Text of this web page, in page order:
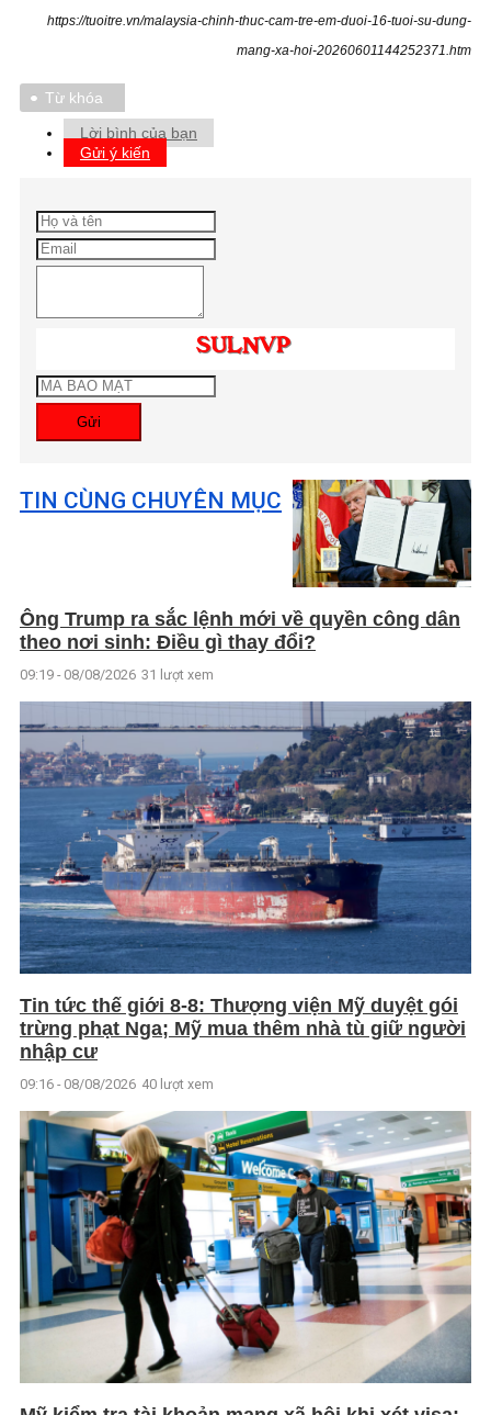
https://tuoitre.vn/malaysia-chinh-thuc-cam-tre-em-duoi-16-tuoi-su-dung-
mang-xa-hoi-20260601144252371.htm
Từ khóa
Lời bình của bạn
Gửi ý kiến
Gửi
TIN CÙNG CHUYÊN MỤC
Ông Trump ra sắc lệnh mới về quyền công dân
theo nơi sinh: Điều gì thay đổi?
09:19 - 08/08/2026 31 lượt xem
Tin tức thế giới 8-8: Thượng viện Mỹ duyệt gói
trừng phạt Nga; Mỹ mua thêm nhà tù giữ người
nhập cư
09:16 - 08/08/2026 40 lượt xem